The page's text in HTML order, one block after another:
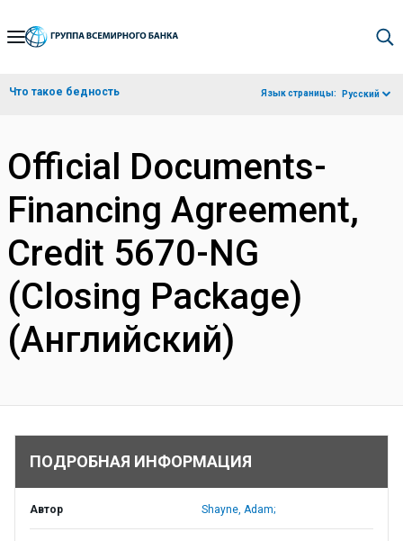
Skip
Navigation
Что такое бедность Язык страницы: Русский
Official Documents-
Financing Agreement,
Credit 5670-NG
(Closing Package)
(Английский)
ПОДРОБНАЯ ИНФОРМАЦИЯ
Автор Shayne, Adam;